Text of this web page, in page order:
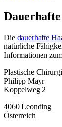
Die dauerhafte
natürliche
Informationen
Plastische
Philipp Mayr
Koppelweg 2
4060 Leonding
Österreich